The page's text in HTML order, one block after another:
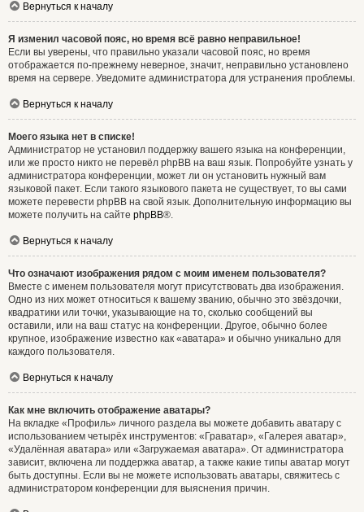
Вернуться к началу
Я изменил часовой пояс, но время всё равно неправильное!
Если вы уверены, что правильно указали часовой пояс, но время
отображается по-прежнему неверное, значит, неправильно установлено
время на сервере. Уведомите администратора для устранения проблемы.
Вернуться к началу
Моего языка нет в списке!
Администратор не установил поддержку вашего языка на конференции,
или же просто никто не перевёл phpBB на ваш язык. Попробуйте узнать у
администратора конференции, может ли он установить нужный вам
языковой пакет. Если такого языкового пакета не существует, то вы сами
можете перевести phpBB на свой язык. Дополнительную информацию вы
можете получить на сайте phpBB®.
Вернуться к началу
Что означают изображения рядом с моим именем пользователя?
Вместе с именем пользователя могут присутствовать два изображения.
Одно из них может относиться к вашему званию, обычно это звёздочки,
квадратики или точки, указывающие на то, сколько сообщений вы
оставили, или на ваш статус на конференции. Другое, обычно более
крупное, изображение известно как «аватара» и обычно уникально для
каждого пользователя.
Вернуться к началу
Как мне включить отображение аватары?
На вкладке «Профиль» личного раздела вы можете добавить аватару с
использованием четырёх инструментов: «Граватар», «Галерея аватар»,
«Удалённая аватара» или «Загружаемая аватара». От администратора
зависит, включена ли поддержка аватар, а также какие типы аватар могут
быть доступны. Если вы не можете использовать аватары, свяжитесь с
администратором конференции для выяснения причин.